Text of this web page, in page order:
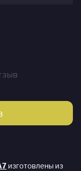
изготовлены из